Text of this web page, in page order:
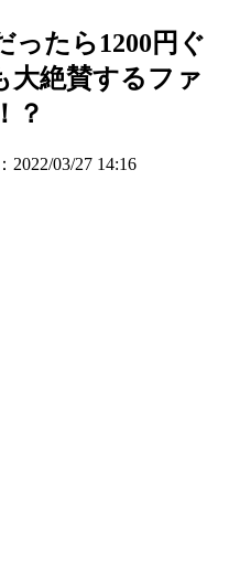
ったら1200円ぐ
大絶賛するファ
？
2022/03/27 14:16